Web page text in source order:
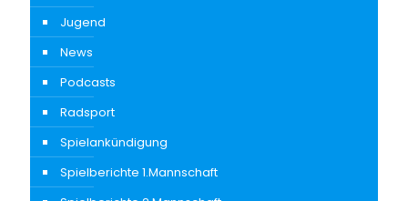
Jugend
News
Podcasts
Radsport
Spielankündigung
Spielberichte 1.Mannschaft